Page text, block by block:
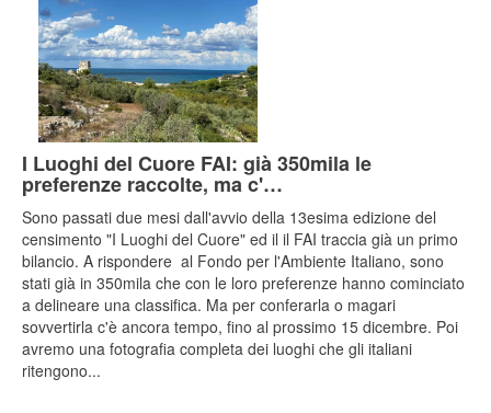
I Luoghi del Cuore FAI: già 350mila le
preferenze raccolte, ma c'…
Sono passati due mesi dall'avvio della 13esima edizione del
censimento "I Luoghi del Cuore" ed il il FAI traccia già un primo
bilancio. A rispondere al Fondo per l'Ambiente Italiano, sono
stati già in 350mila che con le loro preferenze hanno cominciato
a delineare una classifica. Ma per conferarla o magari
sovvertirla c'è ancora tempo, fino al prossimo 15 dicembre. Poi
avremo una fotografia completa dei luoghi che gli italiani
ritengono...